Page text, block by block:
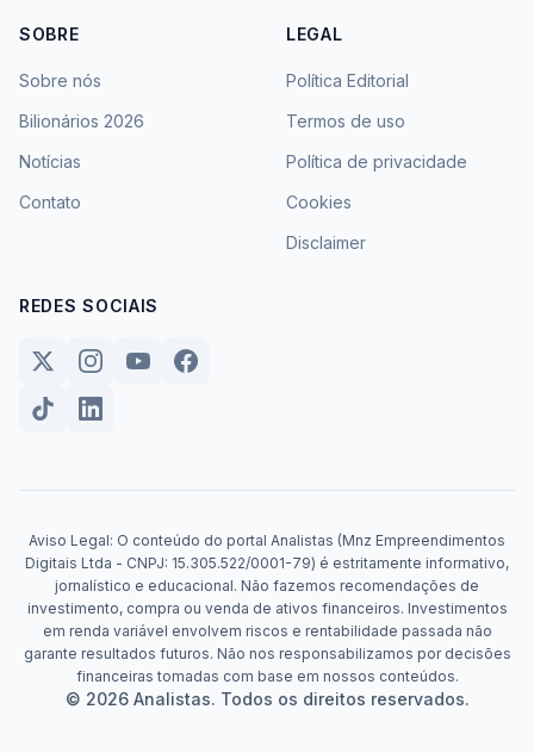
SOBRE
Sobre nós
Bilionários 2026
Notícias
Contato
LEGAL
Política Editorial
Termos de uso
Política de privacidade
Cookies
Disclaimer
REDES SOCIAIS
Aviso Legal: O conteúdo do portal Analistas (Mnz Empreendimentos
Digitais Ltda - CNPJ: 15.305.522/0001-79) é estritamente informativo,
jornalístico e educacional. Não fazemos recomendações de
investimento, compra ou venda de ativos financeiros. Investimentos
em renda variável envolvem riscos e rentabilidade passada não
garante resultados futuros. Não nos responsabilizamos por decisões
financeiras tomadas com base em nossos conteúdos.
© 2026 Analistas. Todos os direitos reservados.